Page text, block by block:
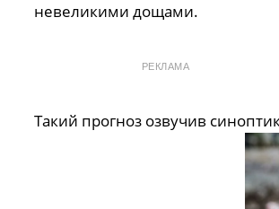
невеликими дощами.
РЕКЛАМА
Такий прогноз озвучив